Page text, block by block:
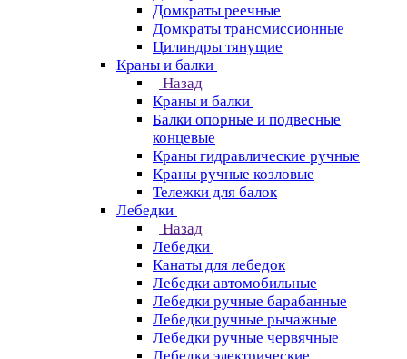
Домкраты реечные
Домкраты трансмиссионные
Цилиндры тянущие
Краны и балки
Назад
Краны и балки
Балки опорные и подвесные
концевые
Краны гидравлические ручные
Краны ручные козловые
Тележки для балок
Лебедки
Назад
Лебедки
Канаты для лебедок
Лебедки автомобильные
Лебедки ручные барабанные
Лебедки ручные рычажные
Лебедки ручные червячные